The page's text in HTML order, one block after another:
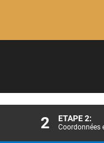
2 ETAPE 2:
Coordonnées